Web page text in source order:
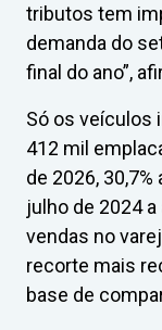
tributos tem
demanda do
final do ano”,
Só os veículos
412 mil
de 2026,
julho de 2024
vendas no
recorte mais
base de